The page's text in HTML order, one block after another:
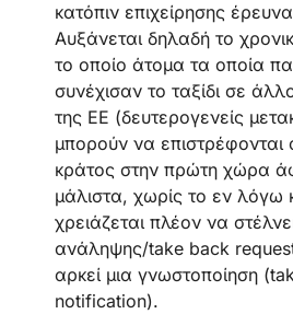
κατόπιν επιχείρησης
Αυξάνεται δηλαδή το
το οποίο άτομα τα οποία
συνέχισαν το ταξίδι σε
της ΕΕ (δευτερογενείς
μπορούν να επιστρέφονται
κράτος στην πρώτη χώρα
μάλιστα, χωρίς το εν λόγω
χρειάζεται πλέον να
ανάληψης/take back
αρκεί μια γνωστοποίηση
notification).